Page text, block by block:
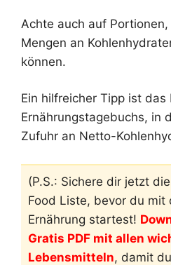
Achte auch auf
Mengen an
können.
Ein hilfreicher Tipp ist das
Ernährungstagebuchs, in
Zufuhr an Netto-
(P.S.: Sichere dir jetzt
Food Liste, bevor du mit
Ernährung startest!
Gratis PDF mit allen
Lebensmitteln, damit